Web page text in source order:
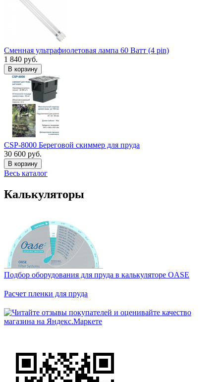
Сменная ультрафиолетовая лампа 60 Ватт (4 pin)
1 840 руб.
В корзину
CSP-8000 Береговой скиммер для пруда
30 600 руб.
В корзину
Весь каталог
Калькуляторы
Подбор оборудования для пруда в калькуляторе OASE
Расчет пленки для пруда